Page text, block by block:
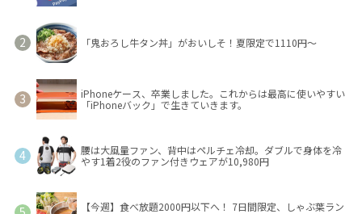
「鬼おろし牛タン丼」がおいしそ！夏限定で1110円～
iPhoneケース、卒業しました。これからは最高に使いやすい
「iPhoneバック」で生きていきます。
腰は大風量ファン、背中はペルチェ冷却。ダブルで身体を冷
やす1着2役のファン付きウェアが10,980円
【今週】食べ放題2000円以下へ！ 7日間限定、しゃぶ葉ラン